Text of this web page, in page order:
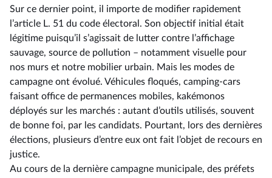
Sur ce dernier point, il importe de modifier rapidement
l’article L. 51 du code électoral. Son objectif initial était
légitime puisqu’il s’agissait de lutter contre l’affichage
sauvage, source de pollution –⁠ notamment visuelle pour
nos murs et notre mobilier urbain. Mais les modes de
campagne ont évolué. Véhicules floqués, camping-cars
faisant office de permanences mobiles, kakémonos
déployés sur les marchés : autant d’outils utilisés, souvent
de bonne foi, par les candidats. Pourtant, lors des dernières
élections, plusieurs d’entre eux ont fait l’objet de recours en
justice.
Au cours de la dernière campagne municipale, des préfets